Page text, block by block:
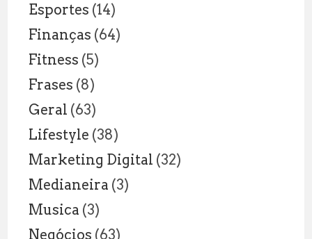
Esportes (14)
Finanças (64)
Fitness (5)
Frases (8)
Geral (63)
Lifestyle (38)
Marketing Digital (32)
Medianeira (3)
Musica (3)
Negócios (63)